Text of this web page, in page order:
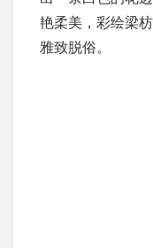
艳柔美，彩绘梁
雅致脱俗。